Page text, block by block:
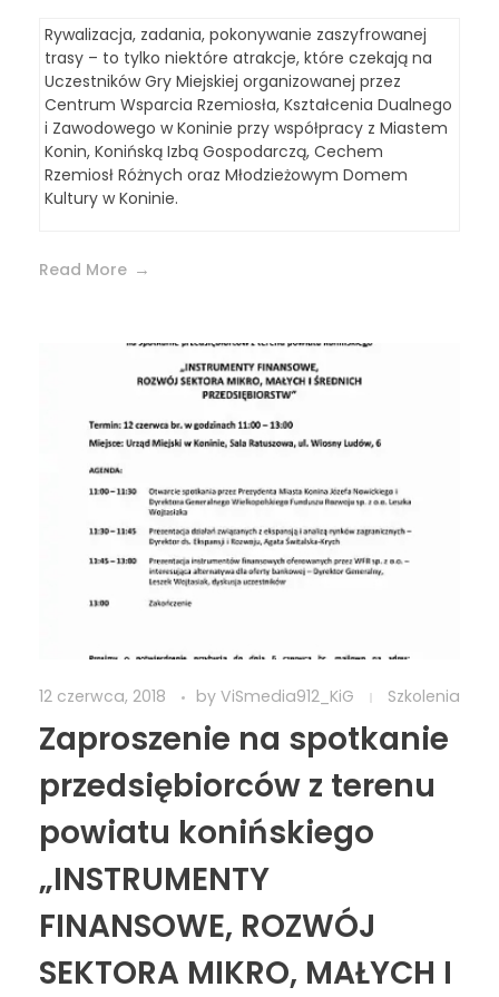
Rywalizacja, zadania, pokonywanie zaszyfrowanej
trasy – to tylko niektóre atrakcje, które czekają na
Uczestników Gry Miejskiej organizowanej przez
Centrum Wsparcia Rzemiosła, Kształcenia Dualnego
i Zawodowego w Koninie przy współpracy z Miastem
Konin, Konińską Izbą Gospodarczą, Cechem
Rzemiosł Różnych oraz Młodzieżowym Domem
Kultury w Koninie.
Read More
12 czerwca, 2018 by ViSmedia912_KiG Szkolenia
Zaproszenie na spotkanie
przedsiębiorców z terenu
powiatu konińskiego
„INSTRUMENTY
FINANSOWE, ROZWÓJ
SEKTORA MIKRO, MAŁYCH I